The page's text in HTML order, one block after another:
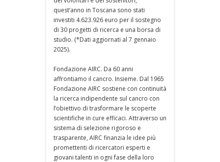
quest’anno in Toscana sono stati
investiti 4.623.926 euro per il sostegno
di 30 progetti di ricerca e una borsa di
studio. (*Dati aggiornati al 7 gennaio
2025).
Fondazione AIRC. Da 60 anni
affrontiamo il cancro. Insieme. Dal 1965
Fondazione AIRC sostiene con continuità
la ricerca indipendente sul cancro con
l’obiettivo di trasformare le scoperte
scientifiche in cure efficaci. Attraverso un
sistema di selezione rigoroso e
trasparente, AIRC finanzia le idee più
promettenti di ricercatori esperti e
giovani talenti in ogni fase della loro